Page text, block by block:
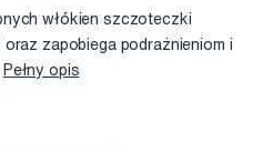
włókien szczoteczki
zapobiega podrażnieniom i
Pełny opis